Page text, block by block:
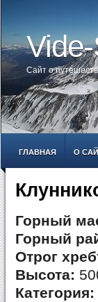
Сайт о
ГЛАВНАЯ О
Горный
Горный
Отрог
Высота:
Категория: